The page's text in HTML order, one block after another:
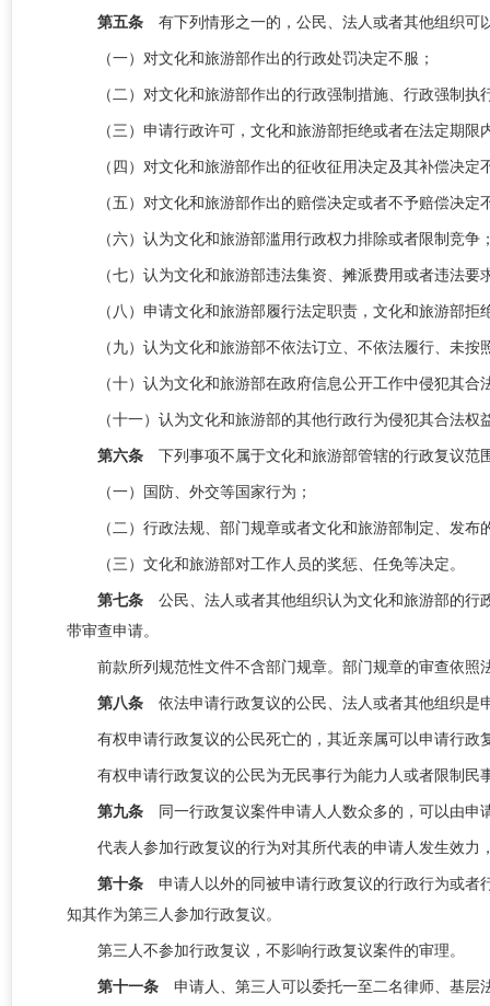
第五条 有下列情形之一的，公民、法人或者其他组织
（一）对文化和旅游部作出的行政处罚决定不服；
（二）对文化和旅游部作出的行政强制措施、行政强制执
（三）申请行政许可， 文化和旅游部拒绝或者在法定期限
（四）对文化和旅游部作出的征收征用决定及其补偿决定
（五）对文化和旅游部作出的赔偿决定或者不予赔偿决定
（六）认为文化和旅游部滥用行政权力排除或者限制竞争
（七）认为文化和旅游部违法集资、摊派费用或者违法要
（八）申请文化和旅游部履行法定职责， 文化和旅游部拒
（九）认为文化和旅游部不依法订立、不依法履行、未按
（十）认为文化和旅游部在政府信息公开工作中侵犯其合
（十一）认为文化和旅游部的其他行政行为侵犯其合法权
第六条 下列事项不属于文化和旅游部管辖的行政复议范
（一）国防、外交等国家行为；
（二）行政法规、 部门规章或者文化和旅游部制定、发布
（三）文化和旅游部对工作人员的奖惩、任免等决定。
第七条 公民、法人或者其他组织认为文化和旅游部的
带审查申请。
前款所列规范性文件不含部门规章。部门规章的审查依照
第八条 依法申请行政复议的公民、法人或者其他组织是
有权申请行政复议的公民死亡的，其近亲属可以申请行
有权申请行政复议的公民为无民事行为能力人或者限制
第九条 同一行政复议案件申请人人数众多的，可以由申
代表人参加行政复议的行为对其所代表的申请人发生效
第十条 申请人以外的同被申请行政复议的行政行为或
知其作为第三人参加行政复议。
第三人不参加行政复议，不影响行政复议案件的审理。
第十一条 申请人、第三人可以委托一至二名律师、基